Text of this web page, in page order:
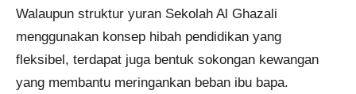
Walaupun struktur yuran Sekolah Al Ghazali
menggunakan konsep hibah pendidikan yang
fleksibel, terdapat juga bentuk sokongan kewangan
yang membantu meringankan beban ibu bapa.